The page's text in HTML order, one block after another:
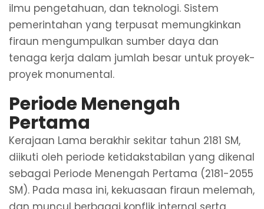
ilmu pengetahuan, dan teknologi. Sistem
pemerintahan yang terpusat memungkinkan
firaun mengumpulkan sumber daya dan
tenaga kerja dalam jumlah besar untuk proyek-
proyek monumental.
Periode Menengah
Pertama
Kerajaan Lama berakhir sekitar tahun 2181 SM,
diikuti oleh periode ketidakstabilan yang dikenal
sebagai Periode Menengah Pertama (2181-2055
SM). Pada masa ini, kekuasaan firaun melemah,